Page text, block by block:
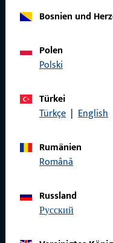
Bosnien und
Polen
Polski
Türkei
Türkçe | English
Rumänien
Română
Russland
русский